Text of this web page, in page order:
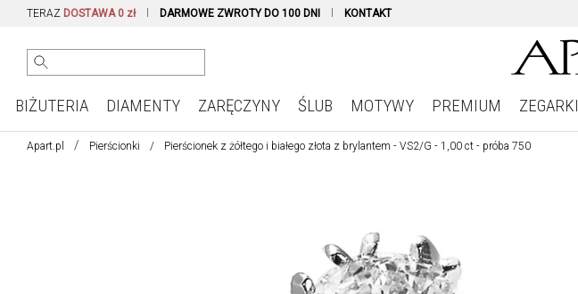
TERAZ DOSTAWA 0 zł DARMOWE ZWROTY DO 100 DNI KONTAKT
BIŻUTERIA DIAMENTY ZARĘCZYNY ŚLUB MOTYWY PREMIUM ZEGARKI
Apart.pl Pierścionki Pierścionek z żółtego i białego złota z brylantem - VS2/G - 1,00 ct - próba 750